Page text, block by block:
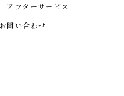
アフターサービス
お問い合わせ